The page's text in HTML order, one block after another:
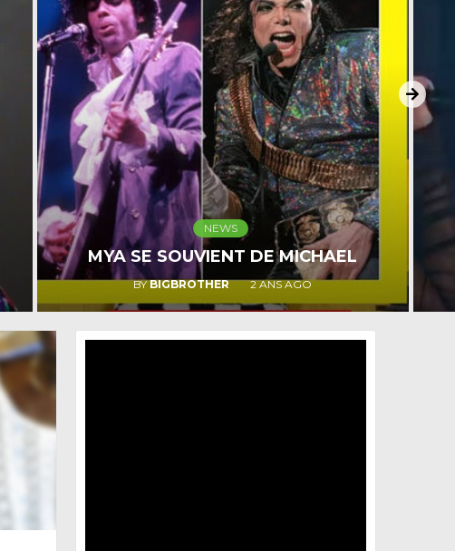
MUSIQUE NEWS
REPRISE, HOMMAGES,…
BY BIGBROTHER 2 ANS AGO